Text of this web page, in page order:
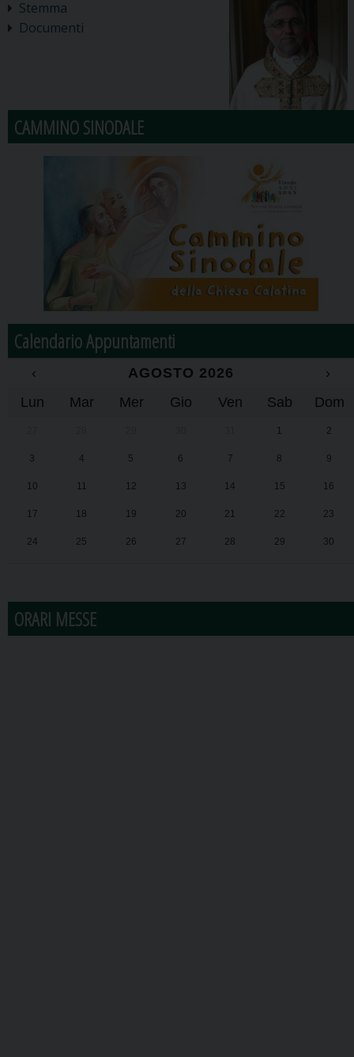
Stemma
Documenti
CAMMINO SINODALE
Calendario Appuntamenti
‹ AGOSTO 2026
›
Lun
Mar Mer Gio Ven Sab Dom
1 2
3 4 5 6 7 8 9
10 11 12 13 14 15 16
17 18 19 20 21 22 23
24 25 26 27 28 29 30
ORARI MESSE